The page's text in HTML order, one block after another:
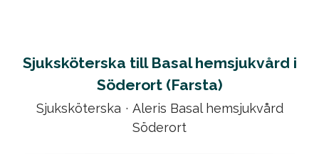
Sjuksköterska till Basal hemsjukvård i
Söderort (Farsta)
Sjuksköterska · Aleris Basal hemsjukvård
Söderort